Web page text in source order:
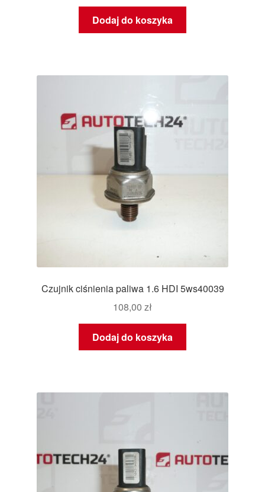
Dodaj do koszyka
Czujnik ciśnienia paliwa 1.6 HDI 5ws40039
108,00 zł
Dodaj do koszyka